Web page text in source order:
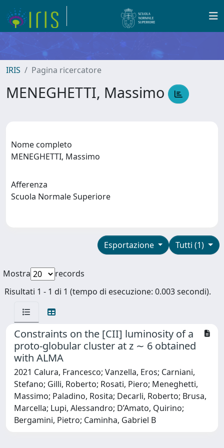
IRIS Pagina ricercatore
MENEGHETTI, Massimo
Nome completo
MENEGHETTI, Massimo
Afferenza
Scuola Normale Superiore
Tutti (1)
Esportazione
Mostra
records
Risultati 1 - 1 di 1 (tempo di esecuzione: 0.003 secondi).
Constraints on the [CII] luminosity of a
proto-globular cluster at z ∼ 6 obtained
with ALMA
2021 Calura, Francesco; Vanzella, Eros; Carniani,
Stefano; Gilli, Roberto; Rosati, Piero; Meneghetti,
Massimo; Paladino, Rosita; Decarli, Roberto; Brusa,
Marcella; Lupi, Alessandro; D’Amato, Quirino;
Bergamini, Pietro; Caminha, Gabriel B